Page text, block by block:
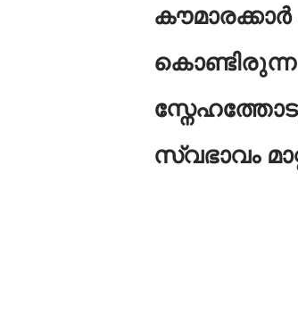
സ്വഭാവം